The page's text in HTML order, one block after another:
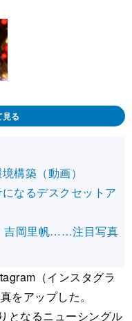
見る
構築（動画）
なるデスクセットア
吉岡里帆……注目写真
（インスタグラ
をアップした。
となるニューシングル